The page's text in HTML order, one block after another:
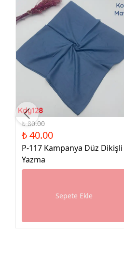
%50 İndirim
₺ 80.00
₺ 40.00
P-117 Kampanya Düz Dikişli
Yazma
Sepete Ekle